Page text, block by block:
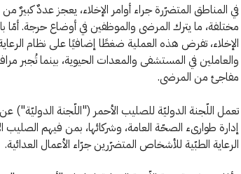
في المناطق المتضرّرة جراء أوامر الإخلاء، يعجز عددٌ
مختلفة، ما يترك المرضى والموظفين في أوضاع حرجة.
الإخلاء، تفرض هذه العملية ضغطًا إضافيًا على نظام
والعاملين في المستشفى والمعدات الحيوية، بينما
مفاجئ من المرضى.
تعمل اللّجنة الدوليّة للصليب الأحمر ("اللّجنة الدوليّة")
إدارة طوارىء الصحّة العامة، وشركائها، بمن فيهم الصليب
الرعاية الطبّية للأشخاص المتضرّرين جرّاء الأعمال العدائية.